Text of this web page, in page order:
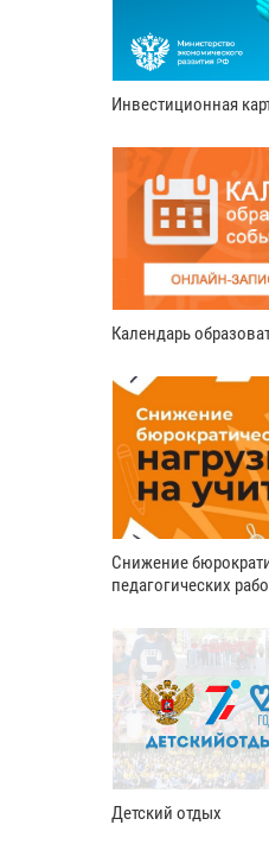
Инвестиционная
Календарь
Снижение
педагогических
Детский отдых